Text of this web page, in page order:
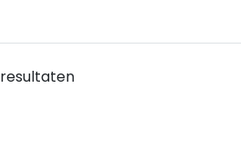
resultaten